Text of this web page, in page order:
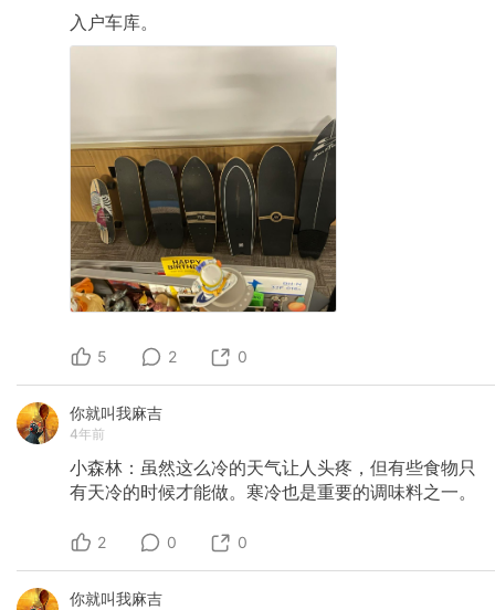
入户车库。
5 2 0
你就叫我麻吉
4年前
小森林：虽然这么冷的天气让人头疼，但有些食物只
有天冷的时候才能做。寒冷也是重要的调味料之一。
2 0 0
你就叫我麻吉